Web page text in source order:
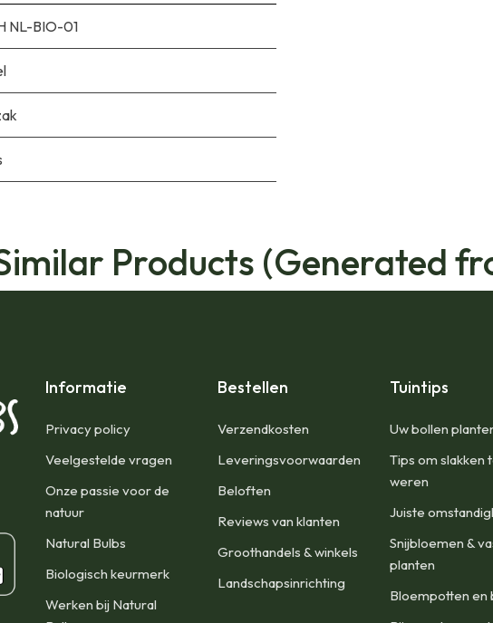
NL-BIO-01
Products (Generated
Informatie
Privacy policy
Veelgestelde vragen
Onze passie voor de
natuur
Natural Bulbs
Biologisch keurmerk
Werken bij Natural
Bestellen
Verzendkosten
Leveringsvoorwaarden
Beloften
Reviews van klanten
Groothandels & winkels
Landschapsinrichting
Tuintips
Uw bollen
Tips om slakken
weren
Juiste
Snijbloemen &
planten
Bloempotten en